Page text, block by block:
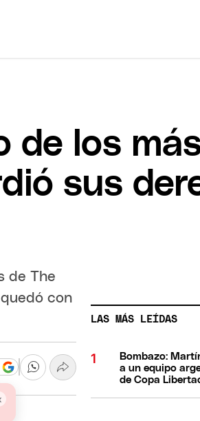
de los
sus
de The
con
LAS MÁS LEÍDAS
Bombazo:
a un equipo
de Copa